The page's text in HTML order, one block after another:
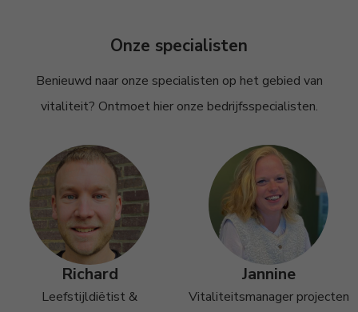
Onze specialisten
Benieuwd naar onze specialisten op het gebied van
vitaliteit? Ontmoet hier onze bedrijfsspecialisten.
Richard
Leefstijldiëtist &
Jannine
Vitaliteitsmanager projecten